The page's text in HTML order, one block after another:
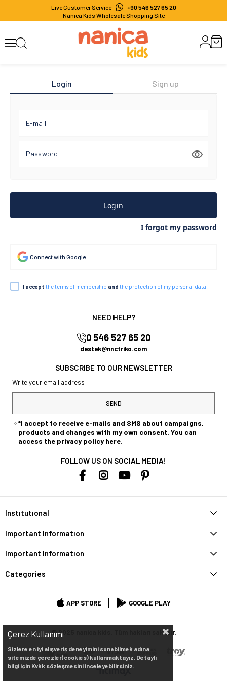
Live Customer Service
+90 546 527 65 20
Nanıca Kıds Wholesale Shoppıng Sıte
Login Sign up
E-mail
Password
Login
I forgot my password
Connect with Google
I accept the terms of membership and the protection of my personal data.
NEED HELP?
0 546 527 65 20
destek@nnctriko.com
SUBSCRIBE TO OUR NEWSLETTER
SEND
*I accept to receive e-mails and SMS about campaigns,
products and changes with my own consent. You can
access the privacy policy here.
FOLLOW US ON SOCIAL MEDIA!
Instıtutıonal
Important Informatıon
Important Informatıon
Categories
APP STORE GOOGLE PLAY
© 2025 nanica kids. Tüm hakları saklıdır.
Çerez Kullanımı
Sizlere en iyi alışveriş deneyimini sunabilmek adına
sitemizde çerezler(cookies) kullanmaktayız. Detaylı
bilgi için Kvkk sözleşmesini inceleyebilirsiniz.